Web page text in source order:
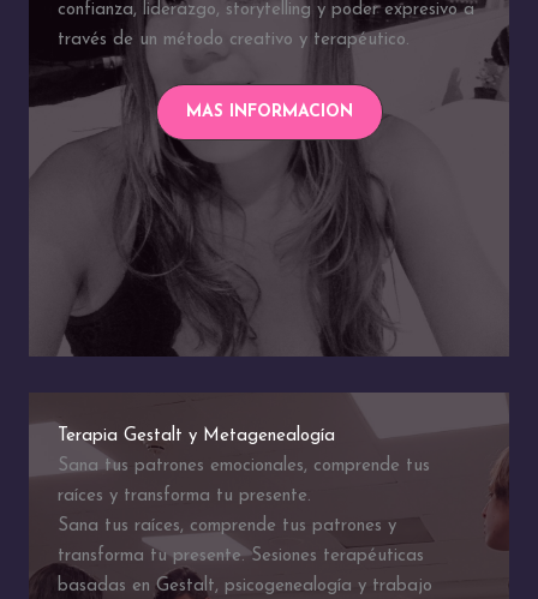
confianza, liderazgo, storytelling y poder expresivo a
través de un método creativo y terapéutico.
MAS INFORMACION
Terapia Gestalt y Metagenealogía
Sana tus patrones emocionales, comprende tus
raíces y transforma tu presente.
Sana tus raíces, comprende tus patrones y
transforma tu presente. Sesiones terapéuticas
basadas en Gestalt, psicogenealogía y trabajo